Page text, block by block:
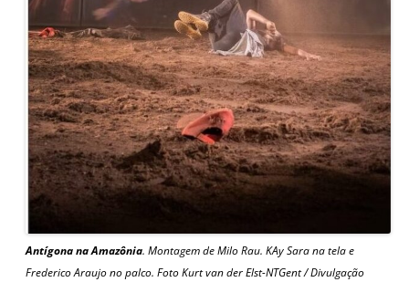
Antígona na Amazônia. Montagem de Milo Rau. KAy Sara na tela e
Frederico Araujo no palco. Foto Kurt van der Elst-NTGent / Divulgação